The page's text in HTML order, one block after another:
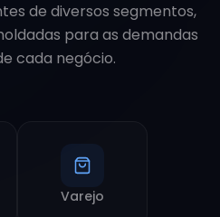
de diversos segmentos,
para as demandas
cada negócio.
Varejo